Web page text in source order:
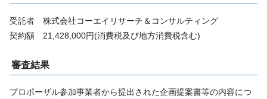
受託者 株式会社コーエイリサーチ＆コンサルティング
契約額 21,428,000円(消費税及び地方消費税含む)
審査結果
プロポーザル参加事業者から提出された企画提案書等の内容につ